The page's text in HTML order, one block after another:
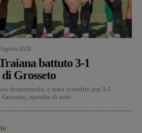
2026
battuto 3-1
Grosseto
demeritando, è stata sconfitto per 3-1
squadra di serie...